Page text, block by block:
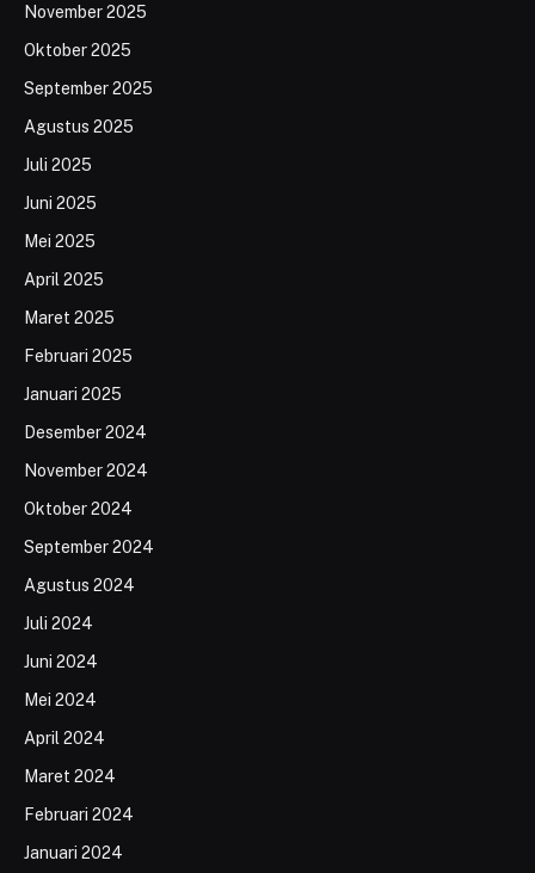
November 2025
Oktober 2025
September 2025
Agustus 2025
Juli 2025
Juni 2025
Mei 2025
April 2025
Maret 2025
Februari 2025
Januari 2025
Desember 2024
November 2024
Oktober 2024
September 2024
Agustus 2024
Juli 2024
Juni 2024
Mei 2024
April 2024
Maret 2024
Februari 2024
Januari 2024